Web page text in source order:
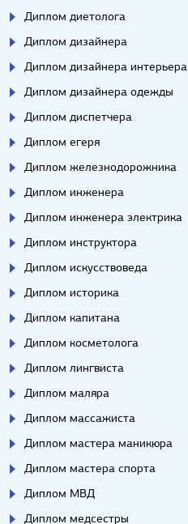
Диплом диетолога
Диплом дизайнера
Диплом дизайнера интерьера
Диплом дизайнера одежды
Диплом диспетчера
Диплом егеря
Диплом железнодорожника
Диплом инженера
Диплом инженера электрика
Диплом инструктора
Диплом искусствоведа
Диплом историка
Диплом капитана
Диплом косметолога
Диплом лингвиста
Диплом маляра
Диплом массажиста
Диплом мастера маникюра
Диплом мастера спорта
Диплом МВД
Диплом медсестры